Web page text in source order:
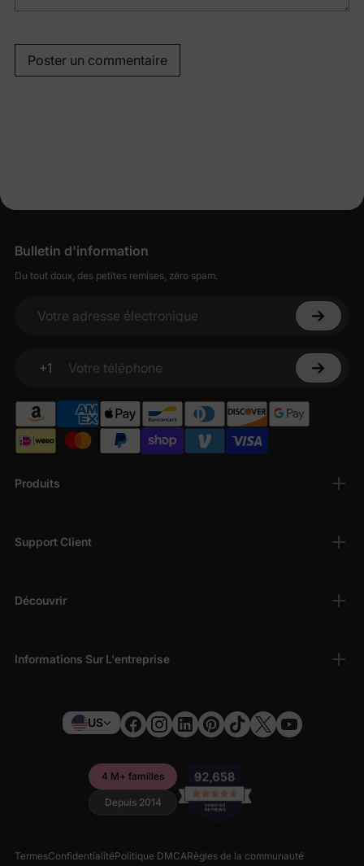
Poster un commentaire
Produits
Support Client
Découvrir
Informations Sur L'entreprise
Bulletin d'information
Du tout doux, des petites remises, zéro spam.
Votre adresse électronique
+1
Votre téléphone
US
4 M+ familles
Depuis 2014
TermesConfidentialitéPolitique DMCARègles de la communauté